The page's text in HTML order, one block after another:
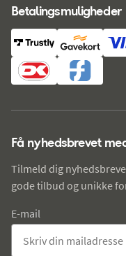
Betalingsmuligheder
Få nyhedsbrevet
Tilmeld dig
gode tilbud og unikke
E-mail